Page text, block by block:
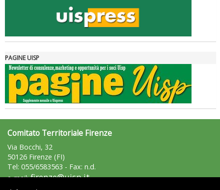
PAGINE UISP
Comitato Territoriale Firenze
Via Bocchi, 32
50126 Firenze (FI)
Tel: 055/6583563 - Fax: n.d.
e-mail:firenze@uisp.it